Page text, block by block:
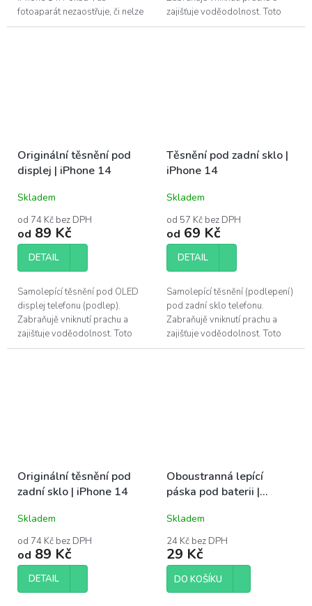
fotoaparát nezaostřuje, či nelze
zoomovat, bývá chybný právě
zajišťuje voděodolnost. Toto
adhesivum je vhodné vyměnit
Originální těsnění pod
displej | iPhone 14
Skladem
od 74 Kč bez DPH
od 89 Kč
DETAIL
Samolepící těsnění pod OLED
displej telefonu (podlep).
Zabraňujě vniknutí prachu a
zajišťuje voděodolnost. Toto
adhesivum je vhodné vyměnit
Těsnění pod zadní sklo |
iPhone 14
Skladem
od 57 Kč bez DPH
od 69 Kč
DETAIL
Samolepící těsnění (podlepení)
pod zadní sklo telefonu.
Zabraňujě vniknutí prachu a
zajišťuje voděodolnost. Toto
adhesivum je vhodné vyměnit
Originální těsnění pod
zadní sklo | iPhone 14
Skladem
od 74 Kč bez DPH
od 89 Kč
DETAIL
Oboustranná lepící
páska pod baterii |
Skladem
24 Kč bez DPH
29 Kč
DO KOŠÍKU